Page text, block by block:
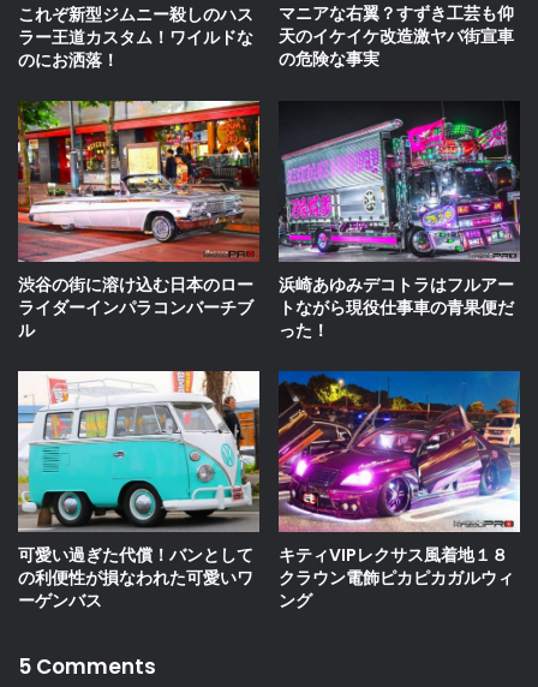
これぞ新型ジムニー殺しのハス
ラー王道カスタム！ワイルドな
のにお洒落！
マニアな右翼？すずき工芸も仰
天のイケイケ改造激ヤバ街宣車
の危険な事実
渋谷の街に溶け込む日本のロー
ライダーインパラコンバーチブ
ル
浜崎あゆみデコトラはフルアー
トながら現役仕事車の青果便だ
った！
可愛い過ぎた代償！バンとして
の利便性が損なわれた可愛いワ
ーゲンバス
キティVIPレクサス風着地１８
クラウン電飾ピカピカガルウィ
ング
5 Comments